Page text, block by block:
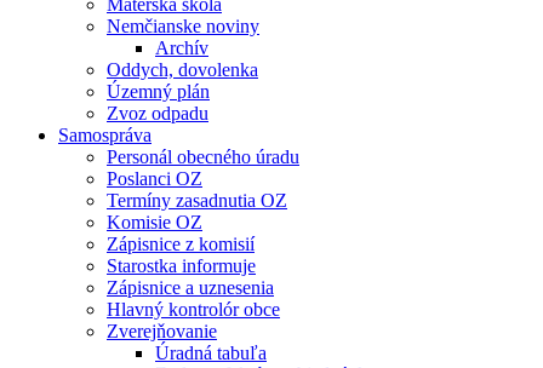
Materská škola
Nemčianske noviny
Archív
Oddych, dovolenka
Územný plán
Zvoz odpadu
Samospráva
Personál obecného úradu
Poslanci OZ
Termíny zasadnutia OZ
Komisie OZ
Zápisnice z komisií
Starostka informuje
Zápisnice a uznesenia
Hlavný kontrolór obce
Zverejňovanie
Úradná tabuľa